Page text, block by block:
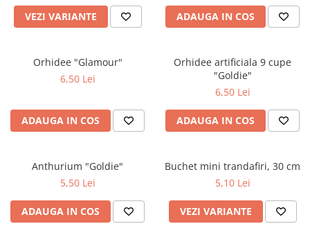
VEZI VARIANTE ADAUGA IN COS
Orhidee "Glamour"
6,50 Lei
ADAUGA IN COS
Orhidee artificiala 9 cupe
"Goldie"
6,50 Lei
ADAUGA IN COS
Anthurium "Goldie"
5,50 Lei
ADAUGA IN COS
Buchet mini trandafiri, 30 cm
5,10 Lei
VEZI VARIANTE